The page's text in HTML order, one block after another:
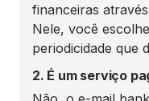
financeiras
Nele, você
periodicidade que
2. É um serviço